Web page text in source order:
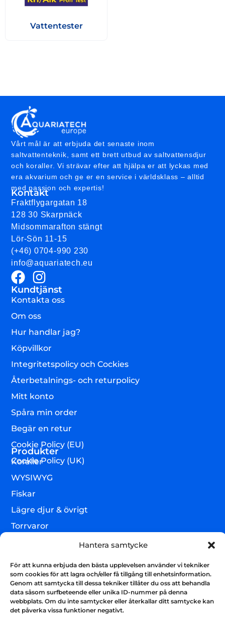
Hantera samtycke
För att kunna erbjuda den bästa upplevelsen använder vi tekniker
som cookies för att lagra och/eller få tillgång till enhetsinformation.
Genom att samtycka till dessa tekniker tillåter du oss att behandla
data såsom surfbeteende eller unika ID-nummer på denna
webbplats. Om du inte samtycker eller återkallar ditt samtycke kan
det påverka vissa funktioner negativt.
Vattentester
Vårt mål är att erbjuda det senaste inom
saltvattenteknik, samt ett brett utbud av saltvattensdjur
och koraller. Vi strävar efter att hjälpa er att lyckas med
era akvarium och ge er en service i världsklass – alltid
med passion och expertis!
Kontakt
Fraktflygargatan 18
128 30 Skarpnäck
Midsommarafton stängt
Lör-Sön 11-15
(+46) 0704-990 230
info@aquariatech.eu
Kundtjänst
Kontakta oss
Om oss
Hur handlar jag?
Köpvillkor
Integritetspolicy och Cockies
Återbetalnings- och returpolicy
Mitt konto
Spåra min order
Begär en retur
Cookie Policy (EU)
Cookie Policy (UK)
Produkter
Koraller
WYSIWYG
Fiskar
Lägre djur & övrigt
Torrvaror
Teknik & utrustning
Akvarium & sump
Nyhetsbrev
Få uppdateringar och håll kontakten